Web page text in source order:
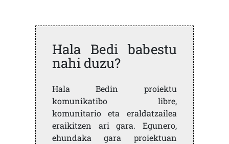
Hala Bedi babestu
nahi duzu?
Hala Bedin proiektu
komunikatibo libre,
komunitario eta eraldatzailea
eraikitzen ari gara. Egunero,
ehundaka gara proiektuan